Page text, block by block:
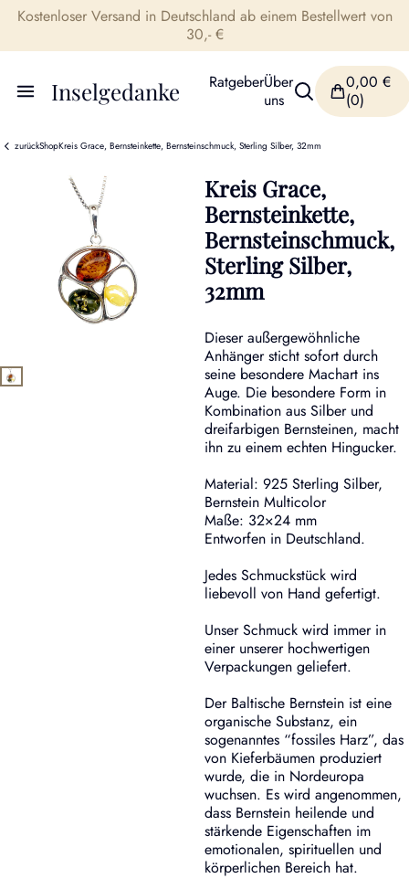
Kostenloser Versand in Deutschland ab einem Bestellwert von
30,- €
Inselgedanke RatgeberÜber
uns
0,00 €
(0)
zurückShopKreis Grace, Bernsteinkette, Bernsteinschmuck, Sterling Silber, 32mm
Kreis Grace,
Bernsteinkette,
Bernsteinschmuck,
Sterling Silber,
32mm
Dieser außergewöhnliche
Anhänger sticht sofort durch
seine besondere Machart ins
Auge. Die besondere Form in
Kombination aus Silber und
dreifarbigen Bernsteinen, macht
ihn zu einem echten Hingucker.
Material: 925 Sterling Silber,
Bernstein Multicolor
Maße: 32×24 mm
Entworfen in Deutschland.
Jedes Schmuckstück wird
liebevoll von Hand gefertigt.
Unser Schmuck wird immer in
einer unserer hochwertigen
Verpackungen geliefert.
Der Baltische Bernstein ist eine
organische Substanz, ein
sogenanntes “fossiles Harz”, das
von Kieferbäumen produziert
wurde, die in Nordeuropa
wuchsen. Es wird angenommen,
dass Bernstein heilende und
stärkende Eigenschaften im
emotionalen, spirituellen und
körperlichen Bereich hat.